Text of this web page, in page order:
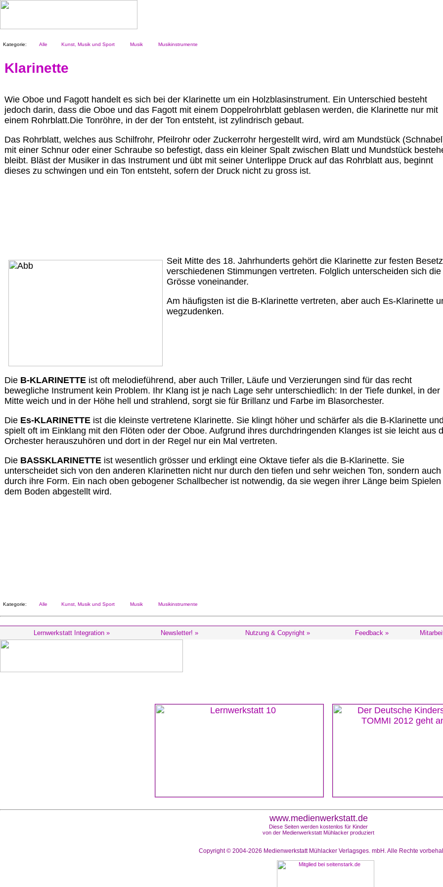
Kategorie: Alle Kunst, Musik und Sport Musik Musikinstrumente
Klarinette
Wie Oboe und Fagott handelt es sich bei der Klarinette um ein Holzblasinstrument. Ein Unterschied besteht
jedoch darin, dass die Oboe und das Fagott mit einem Doppelrohrblatt geblasen werden, die Klarinette nur mit
einem Rohrblatt.Die Tonröhre, in der der Ton entsteht, ist zylindrisch gebaut.
Das Rohrblatt, welches aus Schilfrohr, Pfeilrohr oder Zuckerrohr hergestellt wird, wird am Mundstück
mit einer Schnur oder einer Schraube so befestigt, dass ein kleiner Spalt zwischen Blatt und Mundstück
bleibt. Bläst der Musiker in das Instrument und übt mit seiner Unterlippe Druck auf das Rohrblatt aus, beginnt
dieses zu schwingen und ein Ton entsteht, sofern der Druck nicht zu gross ist.
Seit Mitte des 18. Jahrhunderts gehört die Klarinette zur festen
verschiedenen Stimmungen vertreten. Folglich unterscheiden sich
Grösse voneinander.
Am häufigsten ist die B-Klarinette vertreten, aber auch Es-Klarinette
wegzudenken.
Die B-KLARINETTE ist oft melodieführend, aber auch Triller, Läufe und Verzierungen sind für das recht
bewegliche Instrument kein Problem. Ihr Klang ist je nach Lage sehr unterschiedlich: In der Tiefe dunkel, in der
Mitte weich und in der Höhe hell und strahlend, sorgt sie für Brillanz und Farbe im Blasorchester.
Die Es-KLARINETTE ist die kleinste vertretene Klarinette. Sie klingt höher und schärfer als die B-Klarinette
spielt oft im Einklang mit den Flöten oder der Oboe. Aufgrund ihres durchdringenden Klanges ist sie leicht aus
Orchester herauszuhören und dort in der Regel nur ein Mal vertreten.
Die BASSKLARINETTE ist wesentlich grösser und erklingt eine Oktave tiefer als die B-Klarinette. Sie
unterscheidet sich von den anderen Klarinetten nicht nur durch den tiefen und sehr weichen Ton, sondern auch
durch ihre Form. Ein nach oben gebogener Schallbecher ist notwendig, da sie wegen ihrer Länge beim Spielen
dem Boden abgestellt wird.
Kategorie: Alle Kunst, Musik und Sport Musik Musikinstrumente
Lernwerkstatt Integration » Newsletter! » Nutzung & Copyright » Feedback »
www.medienwerkstatt.de
Diese Seiten werden kostenlos für Kinder
von der Medienwerkstatt Mühlacker produziert
Copyright © 2004-2026 Medienwerkstatt Mühlacker Verlagsges. mbH. Alle Rechte